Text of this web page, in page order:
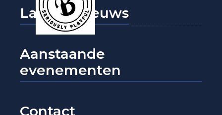
Laatste nieuws
Aanstaande
evenementen
Contact